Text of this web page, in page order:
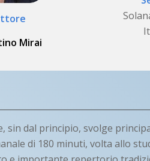
Mirai
sin dal principio, svolge
di 180 minuti, volta allo